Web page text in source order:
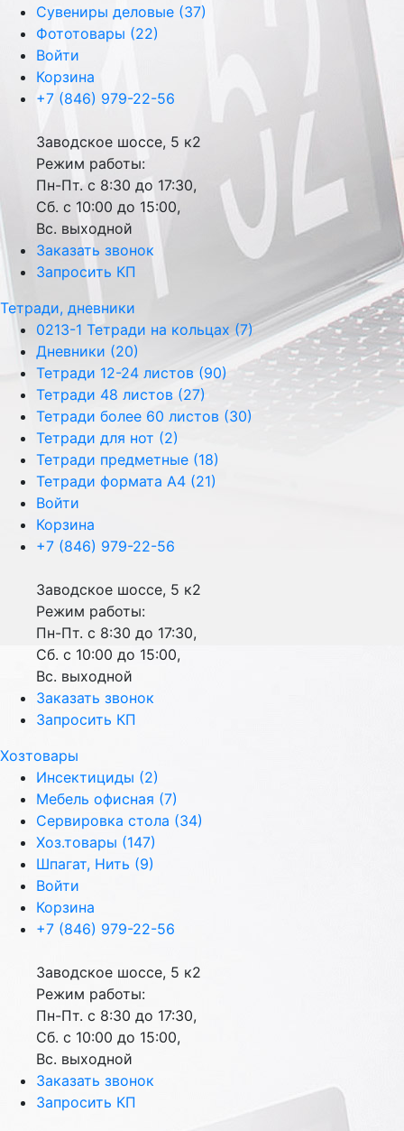
Сувениры деловые (37)
Фототовары (22)
Войти
Корзина
+7 (846) 979-22-56
Заводское шоссе, 5 к2
Режим работы:
Пн-Пт. с 8:30 до 17:30,
Сб. с 10:00 до 15:00,
Вс. выходной
Заказать звонок
Запросить КП
Тетради, дневники
0213-1 Тетради на кольцах (7)
Дневники (20)
Тетради 12-24 листов (90)
Тетради 48 листов (27)
Тетради более 60 листов (30)
Тетради для нот (2)
Тетради предметные (18)
Тетради формата А4 (21)
Войти
Корзина
+7 (846) 979-22-56
Заводское шоссе, 5 к2
Режим работы:
Пн-Пт. с 8:30 до 17:30,
Сб. с 10:00 до 15:00,
Вс. выходной
Заказать звонок
Запросить КП
Хозтовары
Инсектициды (2)
Мебель офисная (7)
Сервировка стола (34)
Хоз.товары (147)
Шпагат, Нить (9)
Войти
Корзина
+7 (846) 979-22-56
Заводское шоссе, 5 к2
Режим работы:
Пн-Пт. с 8:30 до 17:30,
Сб. с 10:00 до 15:00,
Вс. выходной
Заказать звонок
Запросить КП